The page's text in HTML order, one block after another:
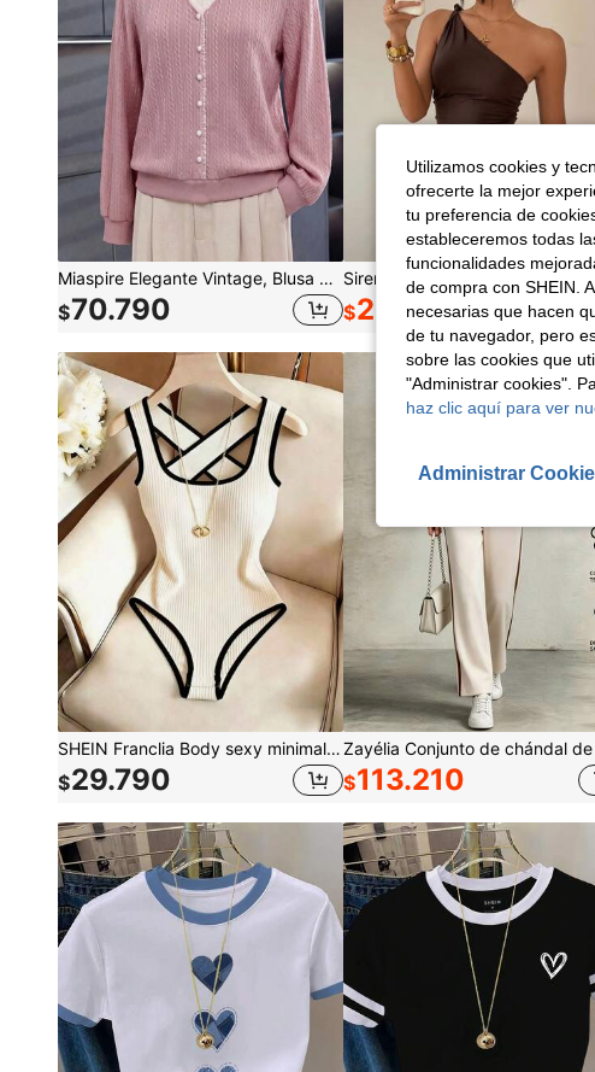
Miaspire Elegante Vintage, Blusa de Punto con Botón de Perla y Cuello en V, Punto de Gofre Texturizado, Rosa Beige, Ajuste de Manga Regular, Trabajo Salidas Fiesta, Otoño Invierno
$70.790 $29.272
SHEIN Franclia Body sexy minimalista con bloques de color y patchwork, cuello redondo, tirantes cruzados, espalda descubierta, textura, ajustado, romántico, para vacaciones, playa, viajes y fiestas de mujer
$29.790 $113.210
Utilizamos cookies y
ofrecerte la mejor
tu preferencia de
estableceremos todas
funcionalidades
de compra con SHEIN.
necesarias que hacen
de tu navegador, pero
sobre las cookies que
"Administrar cookies".
haz clic aquí para ver
Administrar